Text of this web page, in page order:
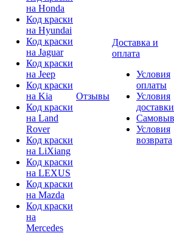
на Honda
Код краски
на Hyundai
Код краски
на Jaguar
Код краски
на Jeep
Код краски
на Kia
Код краски
на Land
Rover
Код краски
на LiXiang
Код краски
на LEXUS
Код краски
на Mazda
Код краски
на
Mercedes
Отзывы
Доставка и
оплата
Условия
оплаты
Условия
доставки
Условия
возврата